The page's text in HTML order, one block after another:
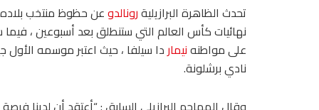
تحدث الظاهرة البرازيليةرونالدوعن حظوظ منتخب
نهائيات كأس العالم التي ستنطلق بعد أسبوعين ،
على مواطنهنيماردا سيلفا ، حيث اعتبر موسمه الأول
نادي برشلونة.